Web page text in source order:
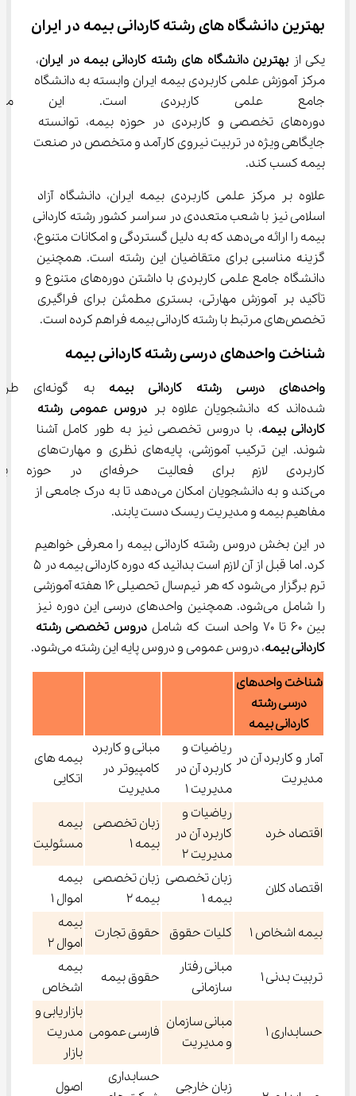
بهترین دانشگاه های رشته کاردانی بیمه در ایران
یکی از بهترین دانشگاه های رشته کاردانی بیمه در ایران،
مرکز آموزش علمی کاربردی بیمه ایران وابسته به دانشگاه
جامع علمی کاربردی است. این
دوره‌های تخصصی و کاربردی در حوزه بیمه، توانسته
جایگاهی ویژه در تربیت نیروی کارآمد و متخصص در صنعت
بیمه کسب کند.
علاوه بر مرکز علمی کاربردی بیمه ایران، دانشگاه آزاد
اسلامی نیز با شعب متعددی در سراسر کشور رشته کاردانی
بیمه را ارائه می‌دهد که به دلیل گستردگی و امکانات متنوع،
گزینه مناسبی برای متقاضیان این رشته است. همچنین
دانشگاه جامع علمی کاربردی با داشتن دوره‌های متنوع و
تأکید بر آموزش مهارتی، بستری مطمئن برای فراگیری
تخصص‌های مرتبط با رشته کاردانی بیمه فراهم کرده است.
شناخت واحدهای درسی رشته کاردانی بیمه
واحدهای درسی رشته کاردانی بیمه
به گونه‌ای
شده‌اند که دانشجویان علاوه بر
دروس عمومی رشته
کاردانی بیمه، با دروس تخصصی نیز به طور کامل آشنا
شوند. این ترکیب آموزشی، پایه‌های نظری و مهارت‌های
کاربردی لازم برای فعالیت
می‌کند و به دانشجویان امکان می‌دهد تا به درک جامعی از
مفاهیم بیمه و مدیریت ریسک دست یابند.
در این بخش دروس رشته کاردانی بیمه را معرفی خواهیم
کرد. اما قبل از آن لازم است بدانید که دوره کاردانی بیمه در 5
ترم برگزار می‌شود که هر نیم‌سال تحصیلی 16 هفته آموزشی
را شامل می‌شود. همچنین واحدهای درسی این دوره نیز
بین 60 تا 70 واحد است که شامل
دروس تخصصی رشته
کاردانی بیمه، دروس عمومی و دروس پایه این رشته می‌شود.
شناخت واحدهای
درسی رشته
کاردانی بیمه
آمار و کاربرد آن در
مدیریت
ریاضیات و
کاربرد آن در
مدیریت 1
مبانی و کاربرد
کامپیوتر در
مدیریت
بیمه های
اتکایی
اقتصاد خرد
ریاضیات و
کاربرد آن در
مدیریت 2
زبان تخصصی
بیمه 1
بیمه
مسئولیت
اقتصاد کلان
زبان تخصصی
بیمه 1
زبان تخصصی
بیمه 2
بیمه
اموال 1
بیمه اشخاص 1
کلیات حقوق حقوق تجارت
بیمه
اموال 2
تربیت بدنی 1
مبانی رفتار
سازمانی
حقوق بیمه
بیمه
اشخاص
حسابداری 1
مبانی سازمان
و مدیریت
فارسی عمومی
بازاریابی و
مدریت
بازار
زبان خارجی
حسابداری
اصول